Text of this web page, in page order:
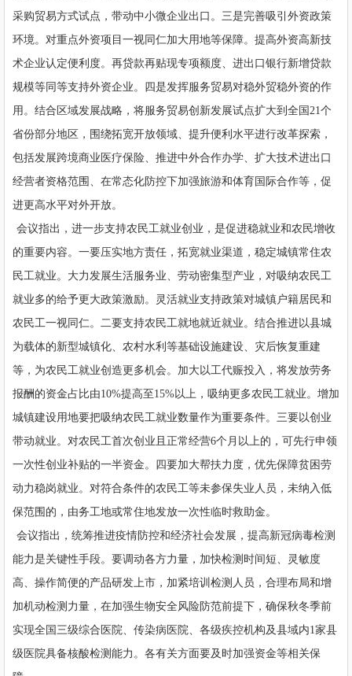
采购贸易方式试点，带动中小微企业出口。三是完善吸引外资政策
环境。对重点外资项目一视同仁加大用地等保障。提高外资高新技
术企业认定便利度。再贷款再贴现专项额度、进出口银行新增贷款
规模等同等支持外资企业。四是发挥服务贸易对稳外贸稳外资的作
用。结合区域发展战略，将服务贸易创新发展试点扩大到全国21个
省份部分地区，围绕拓宽开放领域、提升便利水平进行改革探索，
包括发展跨境商业医疗保险、推进中外合作办学、扩大技术进出口
经营者资格范围、在常态化防控下加强旅游和体育国际合作等，促
进更高水平对外开放。
会议指出，进一步支持农民工就业创业，是促进稳就业和农民增收
的重要内容。一要压实地方责任，拓宽就业渠道，稳定城镇常住农
民工就业。大力发展生活服务业、劳动密集型产业，对吸纳农民工
就业多的给予更大政策激励。灵活就业支持政策对城镇户籍居民和
农民工一视同仁。二要支持农民工就地就近就业。结合推进以县城
为载体的新型城镇化、农村水利等基础设施建设、灾后恢复重建
等，为农民工就业创造更多机会。加大以工代赈投入，将发放劳务
报酬的资金占比由10%提高至15%以上，吸纳更多农民工就业。增加
城镇建设用地要把吸纳农民工就业数量作为重要条件。三要以创业
带动就业。对农民工首次创业且正常经营6个月以上的，可先行申领
一次性创业补贴的一半资金。四要加大帮扶力度，优先保障贫困劳
动力稳岗就业。对符合条件的农民工等未参保失业人员，未纳入低
保范围的，由务工地或常住地发放一次性临时救助金。
会议指出，统筹推进疫情防控和经济社会发展，提高新冠病毒检测
能力是关键性手段。要调动各方力量，加快检测时间短、灵敏度
高、操作简便的产品研发上市，加紧培训检测人员，合理布局和增
加机动检测力量，在加强生物安全风险防范前提下，确保秋冬季前
实现全国三级综合医院、传染病医院、各级疾控机构及县域内1家县
级医院具备核酸检测能力。各有关方面要及时加强资金等相关保